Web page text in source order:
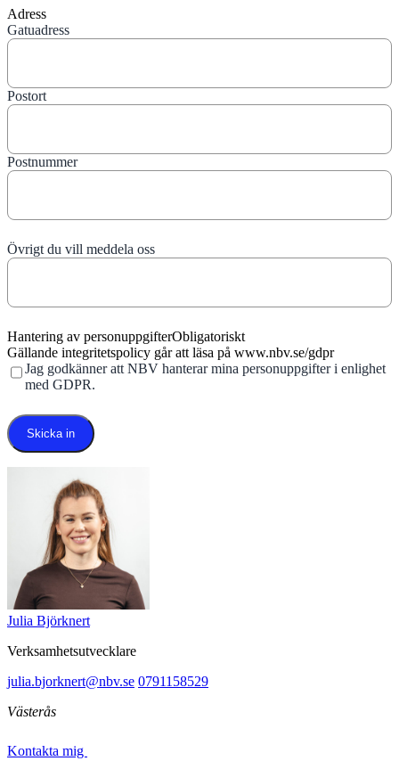
Adress
Gatuadress
Postort
Postnummer
Övrigt du vill meddela oss
Hantering av personuppgifterObligatoriskt
Gällande integritetspolicy går att läsa på www.nbv.se/gdpr
Jag godkänner att ​NBV hanterar mina personuppgifter​ i enlighet
med GDPR.
Julia Björknert
Verksamhetsutvecklare
julia.bjorknert@nbv.se 0791158529
Västerås
Kontakta mig